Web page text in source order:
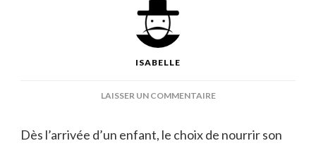
ISABELLE
LAISSER UN COMMENTAIRESUR
CONSEILS
Dès l’arrivée d’un enfant, le choix de nourrir son